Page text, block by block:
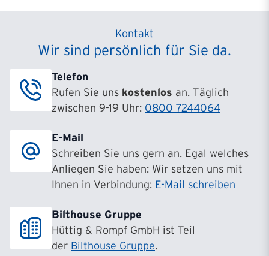
Filiale Hamburg
Barmbeker Straße 8
22303
Hamburg
Maria-Montessori-Allee 10
63457
Hanau
Filiale Hannover
30519
Hannover
Filiale Köln
Kontakt
Wir sind persönlich für Sie da.
Telefon
Rufen Sie uns kostenlos an. Täglich
zwischen 9-19 Uhr: 0800 7244064
E-Mail
Schreiben Sie uns gern an. Egal welches
Anliegen Sie haben: Wir setzen uns mit
Ihnen in Verbindung: E-Mail schreiben
Bilthouse Gruppe
Hüttig & Rompf GmbH ist Teil
der Bilthouse Gruppe.